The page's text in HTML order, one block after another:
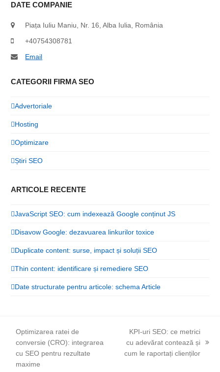
DATE COMPANIE
Piața Iuliu Maniu, Nr. 16, Alba Iulia, România
+40754308781
Email
CATEGORII FIRMA SEO
Advertoriale
Hosting
Optimizare
Știri SEO
ARTICOLE RECENTE
JavaScript SEO: cum indexează Google conținut JS
Disavow Google: dezavuarea linkurilor toxice
Duplicate content: surse, impact și soluții SEO
Thin content: identificare și remediere SEO
Date structurate pentru articole: schema Article
previous
post:
Optimizarea ratei de
conversie (CRO): integrarea
cu SEO pentru rezultate
maxime
next
post:
KPI-uri SEO: ce metrici
cu adevărat contează și
cum le raportați clienților